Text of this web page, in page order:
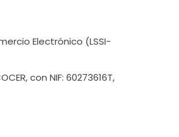
Electrónico (LSSI-
con NIF: 60273616T,